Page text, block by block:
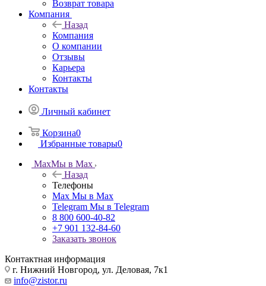
Возврат товара
Компания
Назад
Компания
О компании
Отзывы
Карьера
Контакты
Контакты
Личный кабинет
Корзина0
Избранные товары0
MaxМы в Max
Назад
Телефоны
Max Мы в Max
Telegram Мы в Telegram
8 800 600-40-82
+7 901 132-84-60
Заказать звонок
Контактная информация
г. Нижний Новгород, ул. Деловая, 7к1
info@zistor.ru